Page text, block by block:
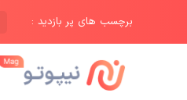
برچسب های پر بازدید :